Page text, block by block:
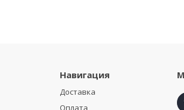
Навигация
Доставка
Оплата